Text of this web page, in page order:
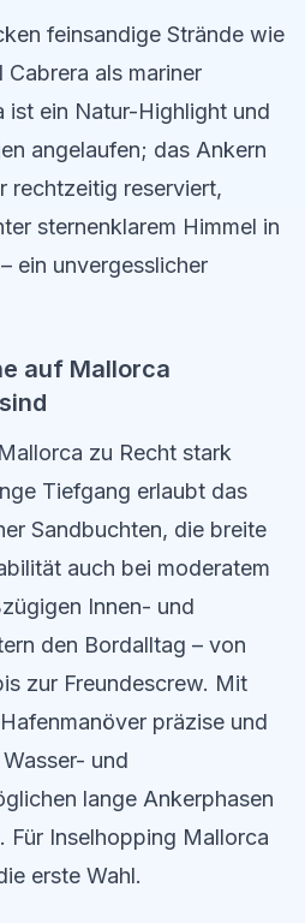
feinsandige Strände wie
Cabrera als mariner
ist ein Natur-Highlight und
angelaufen; das Ankern
rechtzeitig reserviert,
sternenklarem Himmel in
ein unvergesslicher
auf Mallorca
zu Recht stark
Tiefgang erlaubt das
Sandbuchten, die breite
auch bei moderatem
Innen- und
den Bordalltag – von
zur Freundescrew. Mit
präzise und
und
lange Ankerphasen
Für Inselhopping Mallorca
erste Wahl.